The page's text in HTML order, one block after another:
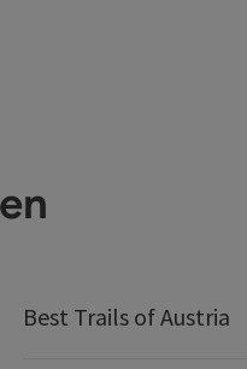
Best Trails of Austria